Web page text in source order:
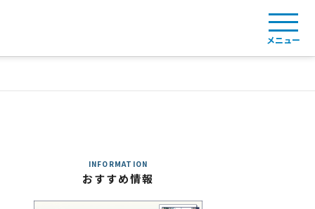
メニュー
INFORMATION
おすすめ情報